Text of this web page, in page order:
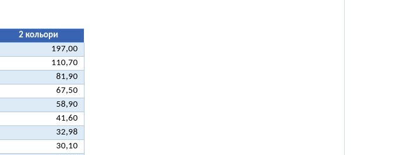
2 кольори
197,00
110,70
81,90
67,50
58,90
41,60
32,98
30,10